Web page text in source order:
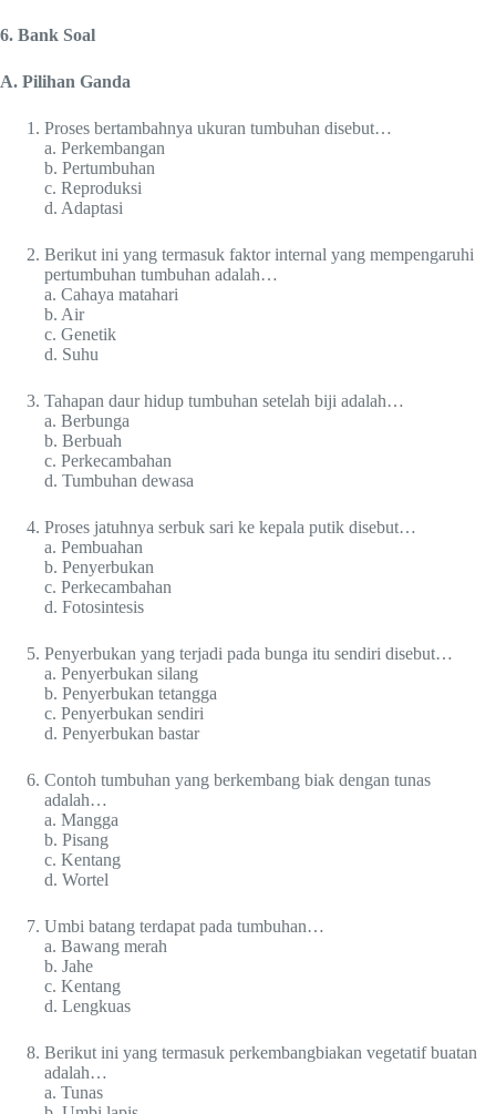
6. Bank Soal
A. Pilihan Ganda
Proses bertambahnya ukuran tumbuhan disebut…
a. Perkembangan
b. Pertumbuhan
c. Reproduksi
d. Adaptasi
Berikut ini yang termasuk faktor internal yang mempengaruhi
pertumbuhan tumbuhan adalah…
a. Cahaya matahari
b. Air
c. Genetik
d. Suhu
Tahapan daur hidup tumbuhan setelah biji adalah…
a. Berbunga
b. Berbuah
c. Perkecambahan
d. Tumbuhan dewasa
Proses jatuhnya serbuk sari ke kepala putik disebut…
a. Pembuahan
b. Penyerbukan
c. Perkecambahan
d. Fotosintesis
Penyerbukan yang terjadi pada bunga itu sendiri disebut…
a. Penyerbukan silang
b. Penyerbukan tetangga
c. Penyerbukan sendiri
d. Penyerbukan bastar
Contoh tumbuhan yang berkembang biak dengan tunas
adalah…
a. Mangga
b. Pisang
c. Kentang
d. Wortel
Umbi batang terdapat pada tumbuhan…
a. Bawang merah
b. Jahe
c. Kentang
d. Lengkuas
Berikut ini yang termasuk perkembangbiakan vegetatif buatan
adalah…
a. Tunas